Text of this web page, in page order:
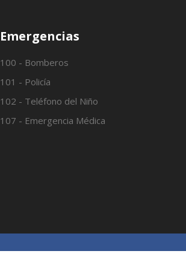
Emergencias
100 - Bomberos
101 - Policía
102 - Teléfono del Niño
107 - Emergencia Médica